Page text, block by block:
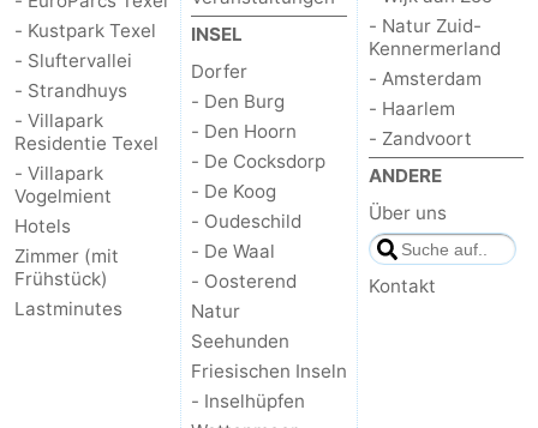
Zee
Alkmaar
Egmond
aan
Zee
-
Noordhollands
duinreservaat
-
Wijk
aan
Zee
-
Natur
Zuid-
-
Amsterdam
-
- Kustpark Texel
- Sluftervallei
- Strandhuys
- Villapark
Residentie Texel
- Villapark
Vogelmient
Hotels
Zimmer (mit
Frühstück)
Lastminutes
INSEL
Dorfer
- Den Burg
- Den Hoorn
- De Cocksdorp
- De Koog
- Oudeschild
- De Waal
- Oosterend
Natur
Seehunden
Friesischen Inseln
- Inselhüpfen
- Natur Zuid-
Kennermerland
- Amsterdam
- Haarlem
- Zandvoort
ANDERE
Über uns
Kontakt